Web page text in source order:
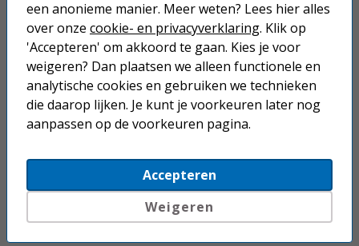
Home
Inkjetprinters
Laserprinters
All-in-one printers
Beletteringsystemen
Labelprinters
een anonieme manier. Meer weten? Lees hier alles
over onze cookie- en privacyverklaring. Klik op
'Accepteren' om akkoord te gaan. Kies je voor
weigeren? Dan plaatsen we alleen functionele en
analytische cookies en gebruiken we technieken
die daarop lijken. Je kunt je voorkeuren later nog
aanpassen op de voorkeuren pagina.
Accepteren
Weigeren